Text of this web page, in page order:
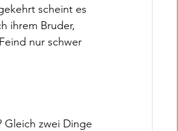
scheint es
ihrem Bruder,
nur schwer
Gleich zwei Dinge